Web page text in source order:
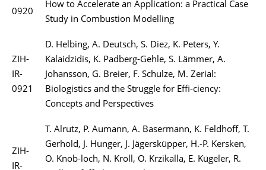
0920
How to Accelerate an Application: a Practical Case
Study in Combustion Modelling
ZIH-
IR-
0921
D. Helbing, A. Deutsch, S. Diez, K. Peters, Y.
Kalaidzidis, K. Padberg-Gehle, S. Lämmer, A.
Johansson, G. Breier, F. Schulze, M. Zerial:
Biologistics and the Struggle for Effi-ciency:
Concepts and Perspectives
ZIH-
IR-
T. Alrutz, P. Aumann, A. Basermann, K. Feldhoff, T.
Gerhold, J. Hunger, J. Jägersküpper, H.-P. Kersken,
O. Knob-loch, N. Kroll, O. Krzikalla, E. Kügeler, R.